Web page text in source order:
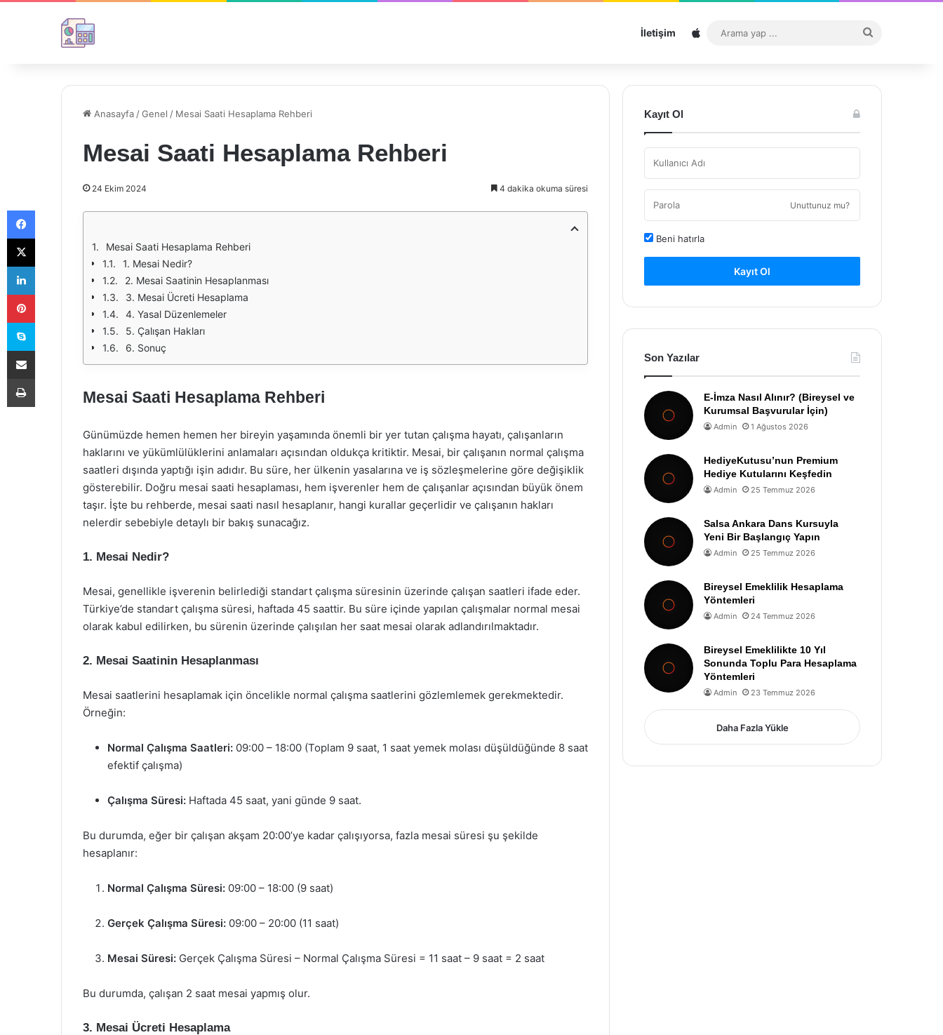
İletişim Sitemap
...
Anasayfa /Genel / Mesai Saati Hesaplama Rehberi
Mesai Saati Hesaplama Rehberi
24 Ekim 2024 4 dakika okuma süresi
Mesai Saati Hesaplama Rehberi
1. Mesai Nedir?
2. Mesai Saatinin Hesaplanması
3. Mesai Ücreti Hesaplama
4. Yasal Düzenlemeler
5. Çalışan Hakları
6. Sonuç
Mesai Saati Hesaplama Rehberi
Günümüzde hemen hemen her bireyin yaşamında önemli bir yer tutan çalışma hayatı, çalışanların
haklarını ve yükümlülüklerini anlamaları açısından oldukça kritiktir. Mesai, bir çalışanın normal çalışma
saatleri dışında yaptığı işin adıdır. Bu süre, her ülkenin yasalarına ve iş sözleşmelerine göre değişiklik
gösterebilir. Doğru mesai saati hesaplaması, hem işverenler hem de çalışanlar açısından büyük önem
taşır. İşte bu rehberde, mesai saati nasıl hesaplanır, hangi kurallar geçerlidir ve çalışanın hakları
nelerdir sebebiyle detaylı bir bakış sunacağız.
1. Mesai Nedir?
Mesai, genellikle işverenin belirlediği standart çalışma süresinin üzerinde çalışan saatleri ifade eder.
Türkiye’de standart çalışma süresi, haftada 45 saattir. Bu süre içinde yapılan çalışmalar normal mesai
olarak kabul edilirken, bu sürenin üzerinde çalışılan her saat mesai olarak adlandırılmaktadır.
2. Mesai Saatinin Hesaplanması
Mesai saatlerini hesaplamak için öncelikle normal çalışma saatlerini gözlemlemek gerekmektedir.
Örneğin:
Normal Çalışma Saatleri: 09:00 – 18:00 (Toplam 9 saat, 1 saat yemek molası düşüldüğünde 8 saat
efektif çalışma)
Çalışma Süresi: Haftada 45 saat, yani günde 9 saat.
Bu durumda, eğer bir çalışan akşam 20:00’ye kadar çalışıyorsa, fazla mesai süresi şu şekilde
hesaplanır:
Normal Çalışma Süresi: 09:00 – 18:00 (9 saat)
Gerçek Çalışma Süresi: 09:00 – 20:00 (11 saat)
Mesai Süresi: Gerçek Çalışma Süresi – Normal Çalışma Süresi = 11 saat – 9 saat = 2 saat
Bu durumda, çalışan 2 saat mesai yapmış olur.
3. Mesai Ücreti Hesaplama
Kayıt Ol
Unuttunuz mu?
Beni hatırla
Kayıt Ol
Son Yazılar
E-İmza Nasıl Alınır? (Bireysel ve
Kurumsal Başvurular İçin)
Admin 1 Ağustos 2026
HediyeKutusu’nun Premium
Hediye Kutularını Keşfedin
Admin 25 Temmuz 2026
Salsa Ankara Dans Kursuyla
Yeni Bir Başlangıç Yapın
Admin 25 Temmuz 2026
Bireysel Emeklilik Hesaplama
Yöntemleri
Admin 24 Temmuz 2026
Bireysel Emeklilikte 10 Yıl
Sonunda Toplu Para Hesaplama
Yöntemleri
Admin 23 Temmuz 2026
Daha Fazla Yükle
Facebook
X
LinkedIn
Pinterest
Skype
E-Posta ile paylaş